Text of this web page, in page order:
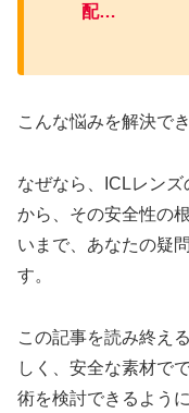
配…
こんな悩みを解決で
なぜなら、ICLレン
から、その安全性の
いまで、あなたの疑
す。
この記事を読み終え
しく、安全な素材で
術を検討できるよう